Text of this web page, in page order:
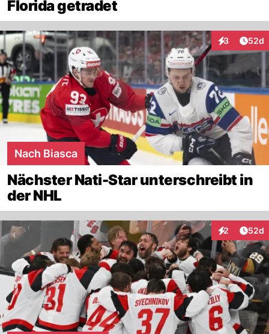
Florida getradet
3
Interaktionen
52d
Nach Biasca
Nächster Nati-Star unterschreibt in
der NHL
2
Interaktionen
52d